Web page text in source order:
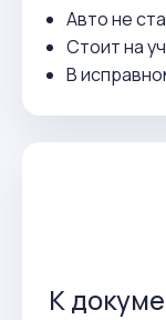
Авто не
Стоит на
В
К